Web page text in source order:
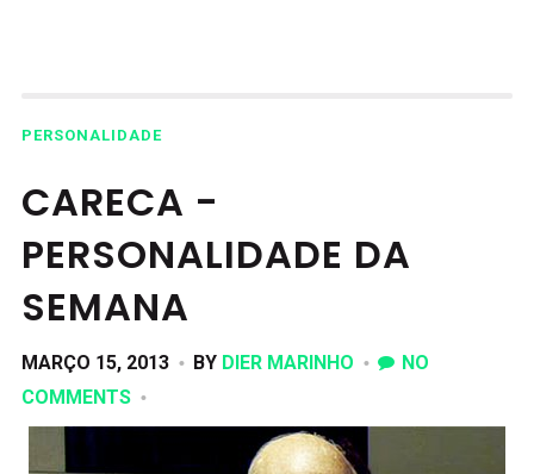
PERSONALIDADE
CARECA -
PERSONALIDADE DA
SEMANA
MARÇO 15, 2013 BY DIER MARINHO
NO
COMMENTS